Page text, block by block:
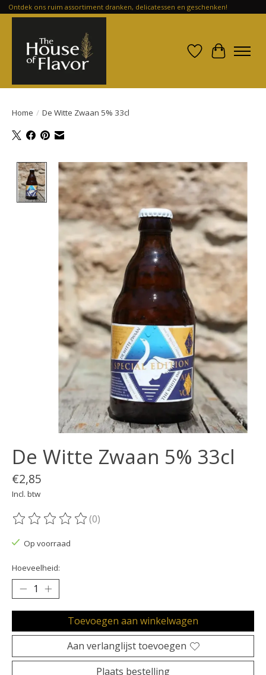
Ontdek ons ruim assortiment dranken, delicatessen en geschenken!
Verlanglijst
Home / De Witte Zwaan 5% 33cl
Product image slideshow Items
De Witte Zwaan 5% 33cl
€2,85
Incl. btw
De beoordeling van dit product is
(0)
Op voorraad
Hoeveelheid:
Toevoegen aan winkelwagen
Aan verlanglijst toevoegen
Plaats bestelling